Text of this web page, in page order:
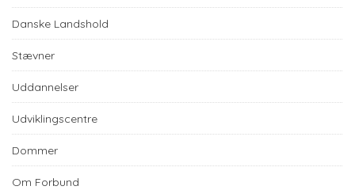
Danske Landshold
Stævner
Uddannelser
Udviklingscentre
Dommer
Om Forbund